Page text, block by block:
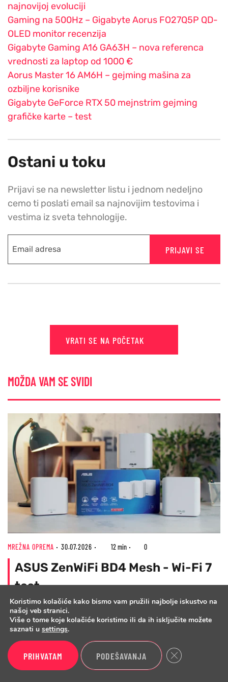
najnovijoj evoluciji
Gaming na 500Hz – Gigabyte Aorus FO27Q5P QD-
OLED monitor recenzija
Gigabyte Gaming A16 GA63H – nova referenca
vrednosti za laptop od 1000 €
Aorus Master 16 AM6H – gejming mašina za
ozbiljne korisnike
Gigabyte GeForce RTX 50 mejnstrim gejming
grafičke karte – test
Ostani u toku
Prijavi se na newsletter listu i jednom nedeljno
cemo ti poslati email sa najnovijim testovima i
vestima iz sveta tehnologije.
PRIJAVI SE
VRATI SE NA POČETAK
MOŽDA VAM SE SVIDI
MREŽNA OPREMA 30.07.2026 12 min 0
ASUS ZenWiFi BD4 Mesh - Wi-Fi 7
test
Bez 6 GHz opsega i kanala širine 320 MHz, ZenWiFi BD4
Mesh je „Wi-Fi 7 Lite“ rešenje namenjeno boljoj
pokrivenosti, a ne maksimalnim brzinama novog
standarda
Koristimo kolačiće kako bismo vam pružili najbolje iskustvo na
našoj veb stranici.
Više o tome koje kolačiće koristimo ili da ih isključite možete
saznati u settings.
PRIHVATAM PODEŠAVANJA Close GDPR